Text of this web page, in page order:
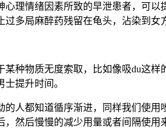
理情绪因素所致的早泄患者，可
多局麻醉药残留在龟头，沾染到女
种物质无度索取，比如像吸du这
提升时间。
人都知道循序渐进，同样我们使
然后慢慢的减少用量或者间隔使用